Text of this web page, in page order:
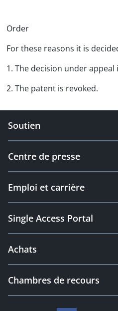
Order
For these reasons it is
1. The decision under appeal
2. The patent is revoked.
Soutien
Centre de presse
Emploi et carrière
Single Access Portal
Achats
Chambres de recours